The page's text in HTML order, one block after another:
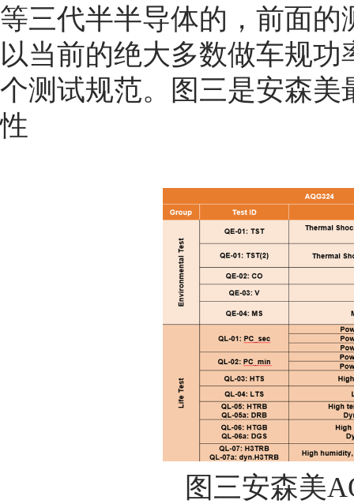
等三代半半导体的，前面
以当前的绝大多数做车规
个测试规范。图三是安森美
性
图三安森美